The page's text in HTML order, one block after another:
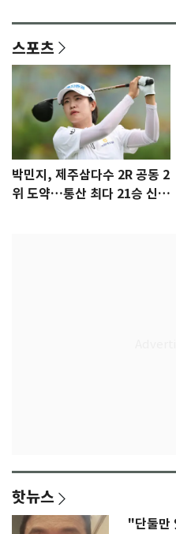
스포츠
박민지, 제주삼다수 2R 공동 2
위 도약…통산 최다 21승 신기
핫뉴스
"단둘만